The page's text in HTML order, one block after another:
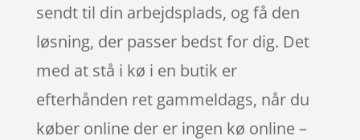
sendt til din arbejdsplads, og få den
løsning, der passer bedst for dig. Det
med at stå i kø i en butik er
efterhånden ret gammeldags, når du
køber online der er ingen kø online –